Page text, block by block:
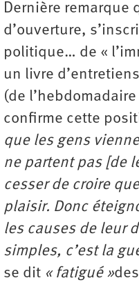
Dernière remarque
d’ouverture,
politique… de «
un livre
(de l’hebdomadaire
confirme cette
que les gens
ne partent pas [de
cesser de croire
plaisir. Donc
les causes de leur
simples, c’est la
se dit « fatigué »